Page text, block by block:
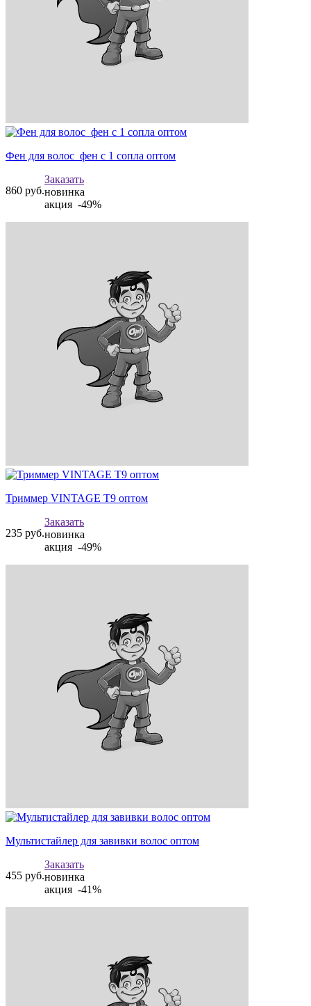
Фен для волос фен с 1 сопла оптом
860 руб.
Заказать
новинка
акция -49%
Триммер VINTAGE T9 оптом
235 руб.
Заказать
новинка
акция -49%
Мультистайлер для завивки волос оптом
455 руб.
Заказать
новинка
акция -41%